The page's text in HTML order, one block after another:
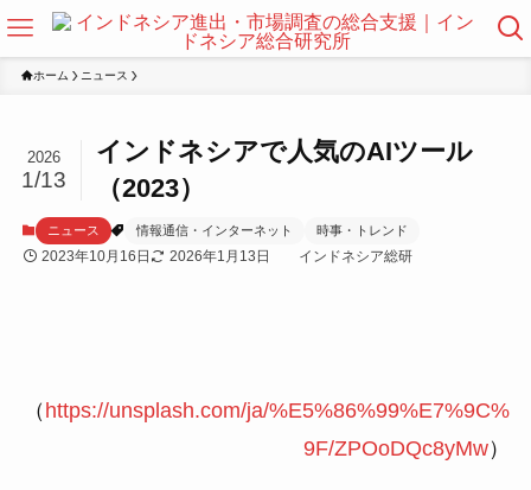
ホーム ニュース
インドネシアで人気のAIツール
（2023）
2026
1/13
ニュース 情報通信・インターネット 時事・トレンド
2023年10月16日 2026年1月13日 インドネシア総研
（ https://unsplash.com/ja/%E5%86%99%E7%9C%
9F/ZPOoDQc8yMw）